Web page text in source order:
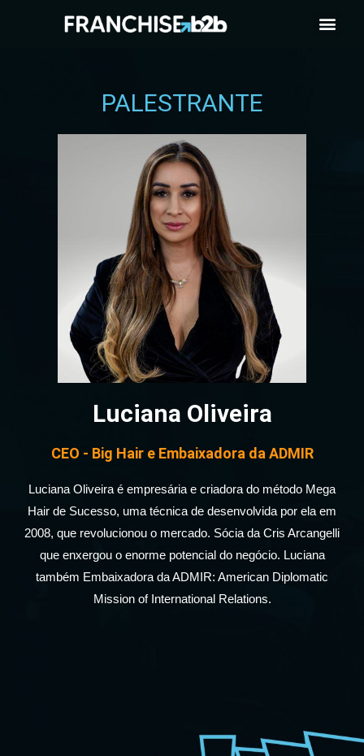
PALESTRANTE
Luciana Oliveira
CEO - Big Hair e Embaixadora da ADMIR
Luciana Oliveira é empresária e criadora do método Mega
Hair de Sucesso, uma técnica de desenvolvida por ela em
2008, que revolucionou o mercado. Sócia da Cris Arcangelli
que enxergou o enorme potencial do negócio. Luciana
também Embaixadora da ADMIR: American Diplomatic
Mission of International Relations.